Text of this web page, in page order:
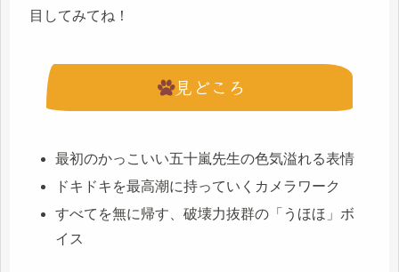
目してみてね！
見どころ
最初のかっこいい五十嵐先生の色気溢れる表情
ドキドキを最高潮に持っていくカメラワーク
すべてを無に帰す、破壊力抜群の「うほほ」ボ
イス